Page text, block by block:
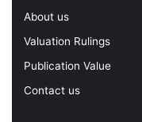
About us
Valuation Rulings
Publication Value
Contact us